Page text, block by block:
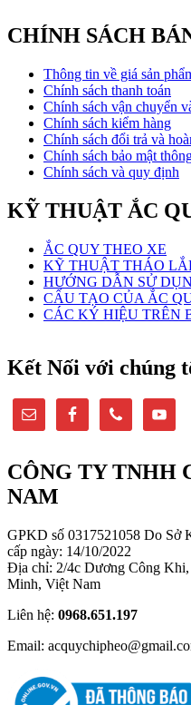
CHÍNH SÁCH
Thông tin về giá sản
Chính sách thanh toán
Chính sách vận chuyển
Chính sách kiểm hàng
Chính sách đổi trả và
Chính sách bảo mật
Chính sách và quy định
KỸ THUẬT ẮC
ẮC QUY THEO XE
KỸ THUẬT THÁO
HƯỚNG DẪN SỬ
CẤU TẠO CỦA ẮC
CÁC KÝ HIỆU TRÊN
Kết Nối với chúng
CÔNG TY TNHH
NAM
GPKD số 0317521058 Do
cấp ngày: 14/10/2022
Địa chỉ: 2/4c Dương Công
Minh, Việt Nam
Liên hệ: 0968.651.197
Email: